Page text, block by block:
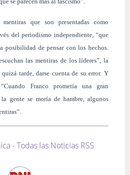
que son presentadas como
del periodismo independiente, “que
posibilidad de pensar con los hechos.
las mentiras de los líderes”, la
tarde, darse cuenta de su error. Y
Franco prometía una gran
la gente se moría de hambre, algunos
- Todas las Noticias RSS